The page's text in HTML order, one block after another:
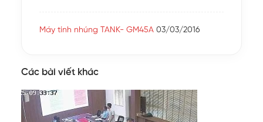
Máy tính nhúng TANK- GM45A 03/03/2016
Các bài viết khác